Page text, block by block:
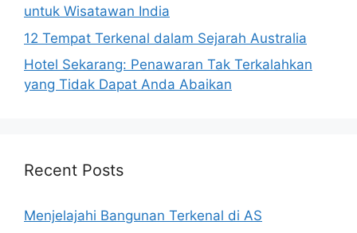
untuk Wisatawan India
12 Tempat Terkenal dalam Sejarah Australia
Hotel Sekarang: Penawaran Tak Terkalahkan
yang Tidak Dapat Anda Abaikan
Recent Posts
Menjelajahi Bangunan Terkenal di AS